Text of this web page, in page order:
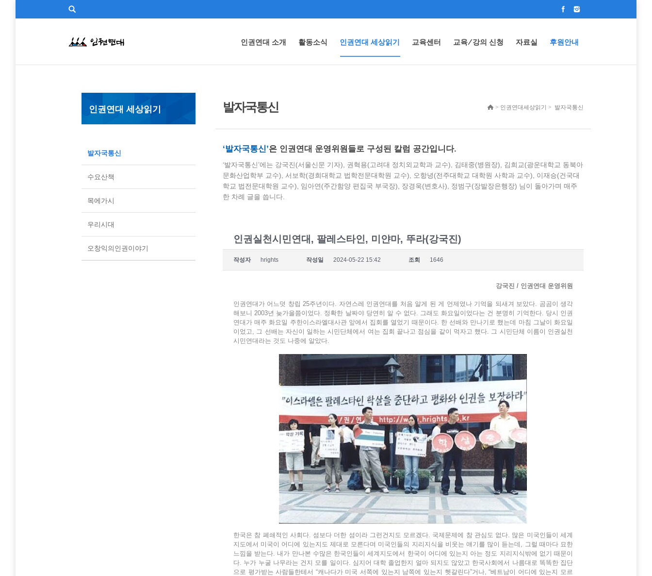
인권연대 소개 활동소식 인권연대 세상읽기 교육센터 교육/강의 신청 자료실 후원안내
인권연대 세상읽기
발자국통신
수요산책
목에가시
우리시대
오창익의인권이야기
발자국통신 > 인권연대세상읽기 > 발자국통신
‘발자국통신’은 인권연대 운영위원들로 구성된 칼럼 공간입니다.
‘발자국통신’에는 강국진(서울신문 기자), 권혁용(고려대 정치외교학과 교수), 김태중(병원장), 김희교(광운대학교 동북아
문화산업학부 교수), 서보학(경희대학교 법학전문대학원 교수), 오항녕(전주대학교 대학원 사학과 교수), 이재승(건국대
학교 법전문대학원 교수), 임아연(주간함양 편집국 부국장), 장경욱(변호사), 정범구(장발장은행장) 님이 돌아가며 매주
한 차례 글을 씁니다.
인권실천시민연대, 팔레스타인, 미얀마, 뚜라(강국진)
작성자 hrights 작성일 2024-05-22 15:42 조회 1646
강국진 / 인권연대 운영위원
인권연대가 어느덧 창립 25주년이다. 자연스레 인권연대를 처음 알게 된 게 언제였나 기억을 되새겨 보았다. 곰곰이 생각
해보니 2003년 늦가을쯤이었다. 정확한 날짜야 당연히 알 수 없다. 그래도 화요일이었다는 건 분명히 기억한다. 당시 인권
연대가 매주 화요일 주한이스라엘대사관 앞에서 집회를 열었기 때문이다. 한 선배와 만나기로 했는데 마침 그날이 화요일
이었고, 그 선배는 자신이 일하는 시민단체에서 여는 집회 끝나고 점심을 같이 먹자고 했다. 그 시민단체 이름이 인권실천
시민연대라는 것도 나중에 알았다.
한국은 참 폐쇄적인 사회다. 섬보다 더한 섬이라 그런건지도 모르겠다. 국제문제에 참 관심도 없다. 많은 미국인들이 세계
지도에서 미국이 어디에 있는지도 제대로 모른다며 미국인들의 지리지식을 비웃는 얘기를 많이 듣는데, 그럴 때마다 묘한
느낌을 받는다. 내가 만나본 수많은 한국인들이 세계지도에서 한국이 어디에 있는지 아는 정도 지리지식밖에 없기 때문이
다. 누가 누굴 나무라는 건지 모를 일이다. 심지어 대학 졸업한지 얼마 되지도 않았고 한국사회에서 나름대로 똑똑한 집단
으로 평가받는 사람들한테서 “캐나다가 미국 서쪽에 있는지 남쪽에 있는지 헷갈린다”거나, “베트남이 어디에 있는지 모르